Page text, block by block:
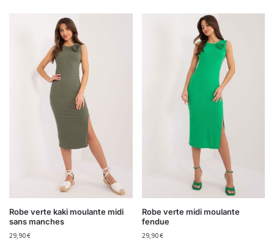
Robe verte kaki moulante midi
sans manches
29,90€
Robe verte midi moulante
fendue
29,90€